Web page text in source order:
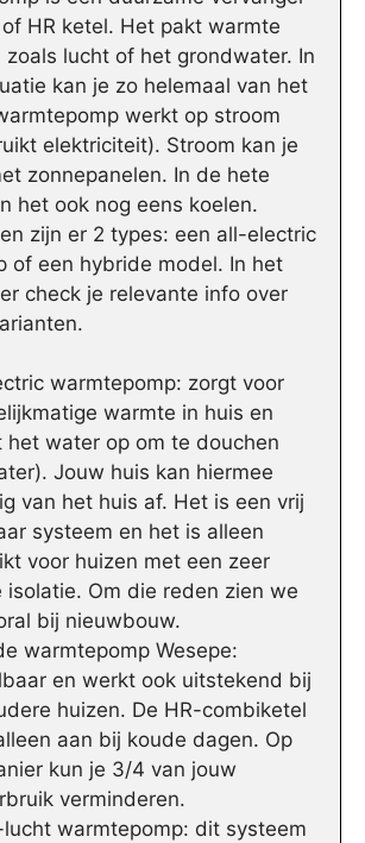
HR ketel. Het pakt warmte
zoals lucht of het grondwater. In
kan je zo helemaal van het
werkt op stroom
elektriciteit). Stroom kan je
zonnepanelen. In de hete
het ook nog eens koelen.
zijn er 2 types: een all-electric
of een hybride model. In het
check je relevante info over
warmtepomp: zorgt voor
warmte in huis en
het water op om te douchen
Jouw huis kan hiermee
van het huis af. Het is een vrij
systeem en het is alleen
voor huizen met een zeer
isolatie. Om die reden zien we
bij nieuwbouw.
warmtepomp Wesepe:
en werkt ook uitstekend bij
huizen. De HR-combiketel
aan bij koude dagen. Op
kun je 3/4 van jouw
verminderen.
warmtepomp: dit systeem